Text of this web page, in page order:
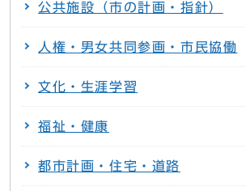
公共施設（市の計画・指針）
人権・男女共同参画・市民協働
文化・生涯学習
福祉・健康
都市計画・住宅・道路